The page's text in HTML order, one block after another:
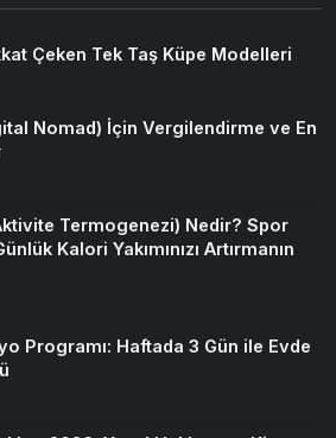
Çeken Tek Taş Küpe Modelleri
Nomad) İçin Vergilendirme ve En
Termogenezi) Nedir? Spor
Kalori Yakımınızı Artırmanın
Programı: Haftada 3 Gün ile Evde